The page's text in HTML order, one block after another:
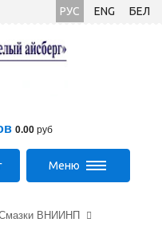
РУС ENG БЕЛ
0.00 руб
Меню
ВНИИНП